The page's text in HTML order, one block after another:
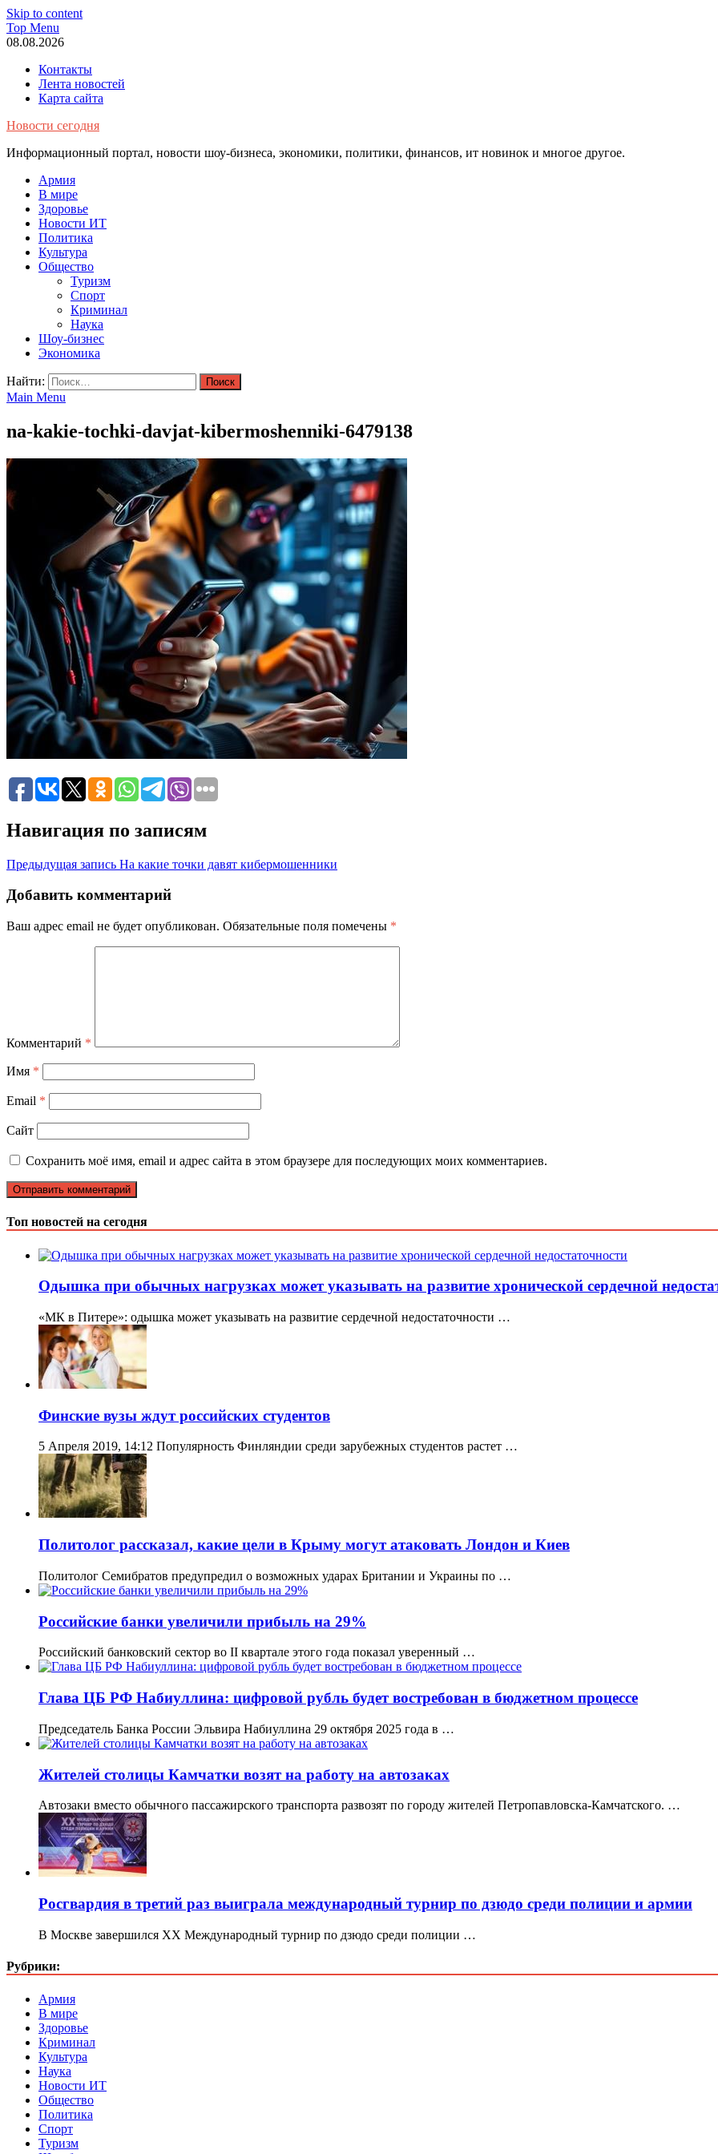
Skip to content
Top Menu
08.08.2026
Контакты
Лента новостей
Карта сайта
Новости сегодня
Информационный портал, новости шоу-бизнеса, экономики, политики, финансов, ит новинок и многое другое.
Армия
В мире
Здоровье
Новости ИТ
Политика
Культура
Общество
Туризм
Спорт
Криминал
Наука
Шоу-бизнес
Экономика
Найти:
Main Menu
na-kakie-tochki-davjat-kibermoshenniki-6479138
Навигация по записям
Предыдущая запись На какие точки давят кибермошенники
Добавить комментарий
Ваш адрес email не будет опубликован. Обязательные поля помечены *
Комментарий *
Имя *
Email *
Сайт
Сохранить моё имя, email и адрес сайта в этом браузере для последующих моих комментариев.
Топ новостей на сегодня
Одышка при обычных нагрузках может указывать на развитие хронической сердечной
«МК в Питере»: одышка может указывать на развитие сердечной недостаточности …
Финские вузы ждут российских студентов
5 Апреля 2019, 14:12 Популярность Финляндии среди зарубежных студентов растет …
Политолог рассказал, какие цели в Крыму могут атаковать Лондон и Киев
Политолог Семибратов предупредил о возможных ударах Британии и Украины по …
Российские банки увеличили прибыль на 29%
Российский банковский сектор во II квартале этого года показал уверенный …
Глава ЦБ РФ Набиуллина: цифровой рубль будет востребован в бюджетном процессе
Председатель Банка России Эльвира Набиуллина 29 октября 2025 года в …
Жителей столицы Камчатки возят на работу на автозаках
Автозаки вместо обычного пассажирского транспорта развозят по городу жителей Петропавловска-Камчатского. …
Росгвардия в третий раз выиграла международный турнир по дзюдо среди полиции и армии
В Москве завершился XX Международный турнир по дзюдо среди полиции …
Рубрики:
Армия
В мире
Здоровье
Криминал
Культура
Наука
Новости ИТ
Общество
Политика
Спорт
Туризм